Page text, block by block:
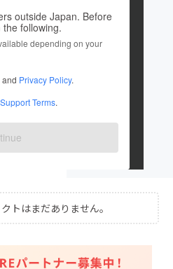
outside Japan. Before
following.
depending on your
and Privacy Policy.
Terms.
トはまだありません。